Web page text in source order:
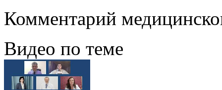
Комментарий
Видео по теме